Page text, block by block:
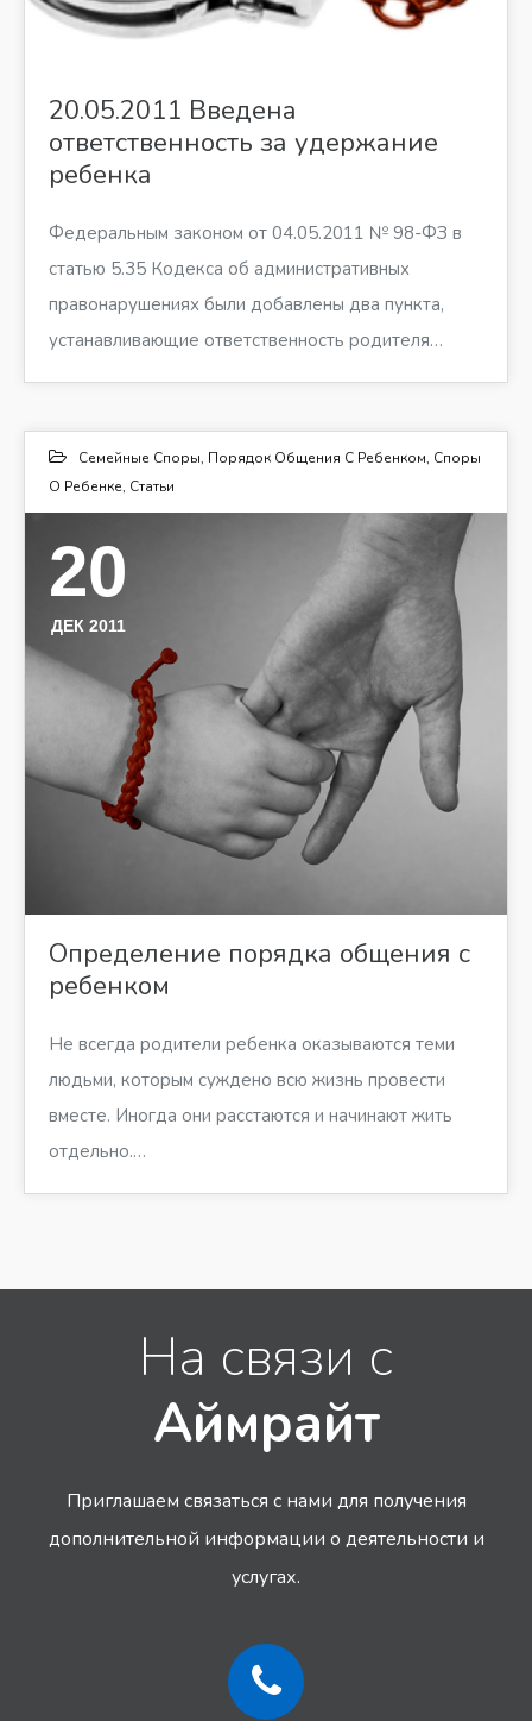
20.05.2011 Введена
ответственность за удержание
ребенка
Федеральным законом от 04.05.2011 № 98-ФЗ в
статью 5.35 Кодекса об административных
правонарушениях были добавлены два пункта,
устанавливающие ответственность родителя…
Семейные Споры, Порядок Общения С Ребенком, Споры
О Ребенке, Статьи
20
ДЕК 2011
Определение порядка общения с
ребенком
Не всегда родители ребенка оказываются теми
людьми, которым суждено всю жизнь провести
вместе. Иногда они расстаются и начинают жить
отдельно.…
На связи с
Аймрайт
Приглашаем связаться с нами для получения
дополнительной информации о деятельности и
услугах.